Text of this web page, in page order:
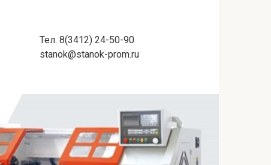
Тел. 8(3412) 24-50-90
stanok@stanok-prom.ru